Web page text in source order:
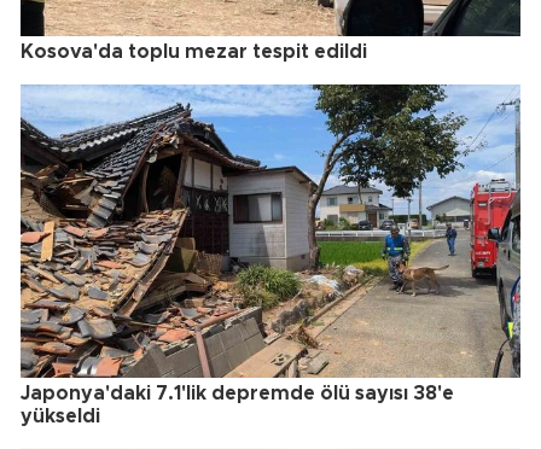
Kosova'da toplu mezar tespit edildi
Japonya'daki 7.1'lik depremde ölü sayısı 38'e
yükseldi